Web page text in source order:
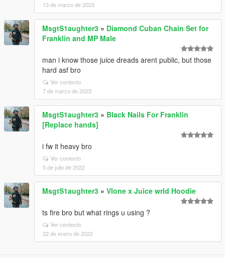
13 de marzo de 2023
MsgtS1aughter3 » Diamond Cuban Chain Set for
Franklin and MP Male
man i know those juice dreads arent public, but those
hard asf bro
Ver contexto
7 de marzo de 2023
MsgtS1aughter3 » Black Nails For Franklin
[Replace hands]
i fw it heavy bro
Ver contexto
5 de julio de 2022
MsgtS1aughter3 » Vlone x Juice wrld Hoodie
ts fire bro but what rings u using ?
Ver contexto
22 de enero de 2022